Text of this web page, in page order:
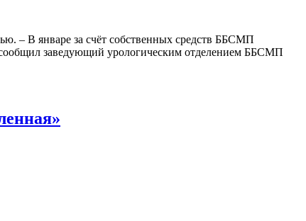
– В январе за счёт собственных средств ББСМП
сообщил заведующий урологическим отделением ББСМП